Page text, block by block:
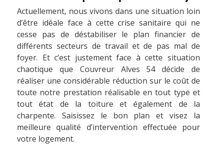
Actuellement, nous vivons dans une situation loin
d’être idéale face à cette crise sanitaire qui ne
cesse pas de déstabiliser le plan financier de
différents secteurs de travail et de pas mal de
foyer. Et c’est justement face à cette situation
chaotique que Couvreur Alves 54 décide de
réaliser une considérable réduction sur le coût de
toute notre prestation réalisable en tout type et
tout état de la toiture et également de la
charpente. Saisissez le bon plan et visez la
meilleure qualité d’intervention effectuée pour
votre logement.